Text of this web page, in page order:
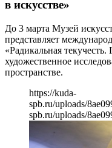
в искусстве»
До 3 марта Музей
представляет
«Радикальная текучесть.
художественное
пространстве.
https://kuda-
spb.ru/uploads/
spb.ru/uploads/